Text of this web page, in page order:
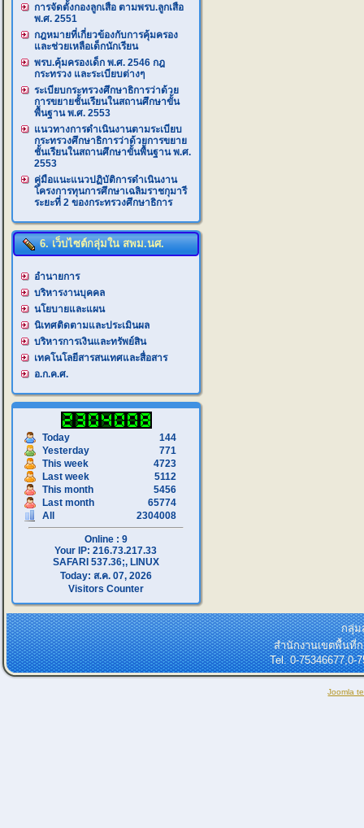
การจัดตั้งกองลูกเสือ ตามพรบ.ลูกเสือ
พ.ศ. 2551
กฎหมายที่เกี่ยวข้องกับการคุ้มครอง
และช่วยเหลือเด็กนักเรียน
พรบ.คุ้มครองเด็ก พ.ศ. 2546 กฎ
กระทรวง และระเบียบต่างๆ
ระเบียบกระทรวงศึกษาธิการว่าด้วย
การขยายชั้นเรียนในสถานศึกษาขั้น
พื้นฐาน พ.ศ. 2553
แนวทางการดำเนินงานตามระเบียบ
กระทรวงศึกษาธิการว่าด้วยการขยาย
ชั้นเรียนในสถานศึกษาขั้นพื้นฐาน พ.ศ.
2553
คู่มือแนะแนวปฏิบัติการดำเนินงาน
โครงการทุนการศึกษาเฉลิมราชกุมารี
ระยะที่ 2 ของกระทรวงศึกษาธิการ
6. เว็บไซต์กลุ่มใน สพม.นศ.
อำนายการ
บริหารงานบุคคล
นโยบายและแผน
นิเทศติดตามและประเมินผล
บริหารการเงินและทรัพย์สิน
เทคโนโลยีสารสนเทศและสื่อสาร
อ.ก.ค.ศ.
Today
144
Yesterday
771
This week
4723
Last week
5112
This month
5456
Last month
65774
All
2304008
Online : 9
Your IP: 216.73.217.33
SAFARI 537.36;, LINUX
Today: ส.ค. 07, 2026
Visitors Counter
กลุ่ม
สำนักงานเขตพื้นที่
Tel. 0-75346677,0-
Joomla